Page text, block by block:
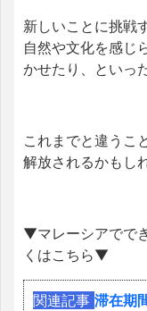
新しいことに挑戦
自然や文化を感じ
かせたり、といっ
これまでと違うこ
解放されるかもし
▼マレーシアでで
くはこちら▼
関連記事 滞在期